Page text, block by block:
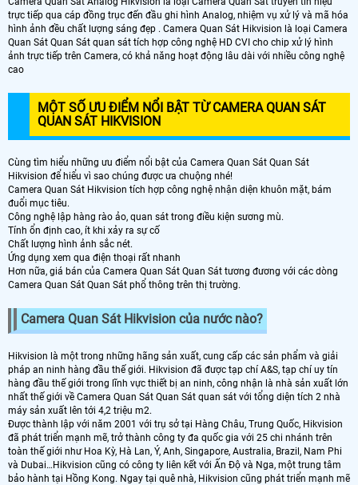
trực tiếp qua cáp đồng trục đến đầu ghi hình Analog, nhiệm vụ xử lý và mã hóa
hình ảnh đều chất lượng sáng đẹp . Camera Quan Sát Hikvision là loại Camera
Quan Sát Quan Sát quan sát tích hợp công nghệ HD CVI cho chip xử lý hình
ảnh trực tiếp trên Camera, có khả năng hoạt động lâu dài với nhiều công nghệ
cao
MỘT SỐ ƯU ĐIỂM NỔI BẬT TỪ CAMERA QUAN SÁT
QUAN SÁT HIKVISION
Cùng tìm hiểu những ưu điểm nổi bật của Camera Quan Sát Quan Sát
Hikvision để hiểu vì sao chúng được ưa chuộng nhé!
Camera Quan Sát Hikvision tích hợp công nghệ nhận diện khuôn mặt, bám
đuổi mục tiêu.
Công nghệ lập hàng rào ảo, quan sát trong điều kiện sương mù.
Tính ổn định cao, ít khi xảy ra sự cố
Chất lượng hình ảnh sắc nét.
Ứng dụng xem qua điện thoại rất nhanh
Hơn nữa, giá bán của Camera Quan Sát Quan Sát tương đương với các dòng
Camera Quan Sát Quan Sát phổ thông trên thị trường.
Camera Quan Sát Hikvision của nước nào?
Hikvision là một trong những hãng sản xuất, cung cấp các sản phẩm và giải
pháp an ninh hàng đầu thế giới. Hikvision đã được tạp chí A&S, tạp chí uy tín
hàng đầu thế giới trong lĩnh vực thiết bị an ninh, công nhận là nhà sản xuất lớn
nhất thế giới về Camera Quan Sát Quan Sát quan sát với tổng diện tích 2 nhà
máy sản xuất lên tới 4,2 triệu m2.
Được thành lập với năm 2001 với trụ sở tại Hàng Châu, Trung Quốc, Hikvision
đã phát triển mạnh mẽ, trở thành công ty đa quốc gia với 25 chi nhánh trên
toàn thế giới như Hoa Kỳ, Hà Lan, Ý, Anh, Singapore, Australia, Brazil, Nam Phi
và Dubai…Hikvision cũng có công ty liên kết với Ấn Độ và Nga, một trung tâm
bảo hành tại Hồng Kong. Ngay tại quê nhà, Hikvision cũng phát triển mạnh mẽ